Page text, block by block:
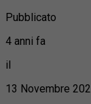
Pubblicato
4 anni fa
il
13 Novembre